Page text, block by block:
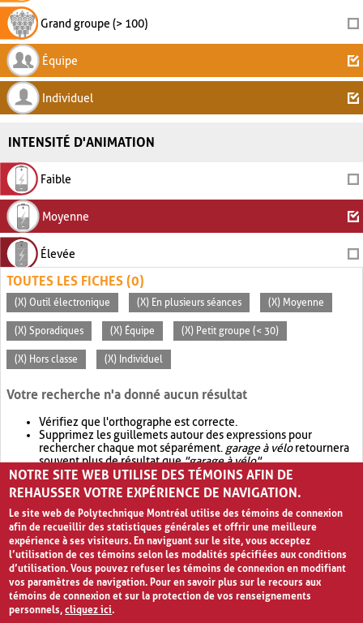
Grand groupe (> 100)
Équipe
Individuel
INTENSITÉ D'ANIMATION
Faible
Moyenne
Élevée
TOUTES LES FICHES (0)
(X) Outil électronique (X) En plusieurs séances (X) Moyenne
(X) Sporadiques (X) Équipe (X) Petit groupe (< 30)
(X) Hors classe (X) Individuel
Votre recherche n'a donné aucun résultat
Vérifiez que l'orthographe est correcte.
Supprimez les guillemets autour des expressions pour
rechercher chaque mot séparément. garage à véloretournera
souvent plus de résultat que"garage à vélo".
Envisagez d'élargir votre recherche avec OR.garage OR vélo
retournera souvent plus de résultat quegarage à vélo
NOTRE SITE WEB UTILISE DES TÉMOINS AFIN DE
REHAUSSER VOTRE EXPÉRIENCE DE NAVIGATION.
Le site web de Polytechnique Montréal utilise des témoins de connexion
afin de recueillir des statistiques générales et offrir une meilleure
expérience à ses visiteurs. En naviguant sur le site, vous acceptez
l’utilisation de ces témoins selon les modalités spécifiées aux conditions
d’utilisation. Vous pouvez refuser les témoins de connexion en modifiant
vos paramètres de navigation. Pour en savoir plus sur le recours aux
témoins de connexion et sur la protection de vos renseignements
personnels,cliquez ici.